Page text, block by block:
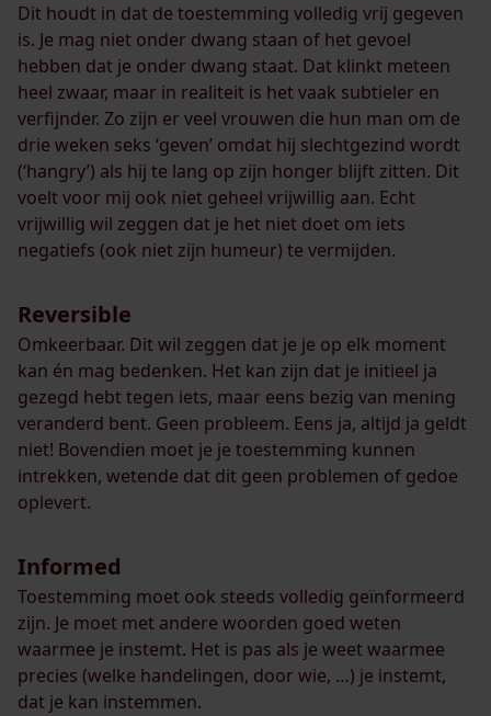
Dit houdt in dat de toestemming volledig vrij gegeven
is. Je mag niet onder dwang staan of het gevoel
hebben dat je onder dwang staat. Dat klinkt meteen
heel zwaar, maar in realiteit is het vaak subtieler en
verfijnder. Zo zijn er veel vrouwen die hun man om de
drie weken seks ‘geven’ omdat hij slechtgezind wordt
(‘hangry’) als hij te lang op zijn honger blijft zitten. Dit
voelt voor mij ook niet geheel vrijwillig aan. Echt
vrijwillig wil zeggen dat je het niet doet om iets
negatiefs (ook niet zijn humeur) te vermijden.
Reversible
Omkeerbaar. Dit wil zeggen dat je je op elk moment
kan én mag bedenken. Het kan zijn dat je initieel ja
gezegd hebt tegen iets, maar eens bezig van mening
veranderd bent. Geen probleem. Eens ja, altijd ja geldt
niet! Bovendien moet je je toestemming kunnen
intrekken, wetende dat dit geen problemen of gedoe
oplevert.
Informed
Toestemming moet ook steeds volledig geïnformeerd
zijn. Je moet met andere woorden goed weten
waarmee je instemt. Het is pas als je weet waarmee
precies (welke handelingen, door wie, …) je instemt,
dat je kan instemmen.